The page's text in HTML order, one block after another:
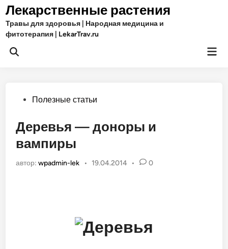
Перейти
содержимому
Лекарственные растения
Травы для здоровья | Народная медицина и
фитотерапия | LekarTrav.ru
Открыть
Опубликовано
Полезные статьи
Деревья — доноры и
вампиры
автор:wpadmin-lek • 19.04.2014 • 0